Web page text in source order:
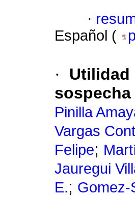
·
Español (
·
Utilidad
Pinilla
Vargas
Felipe;
Jauregui
E.; Gomez-